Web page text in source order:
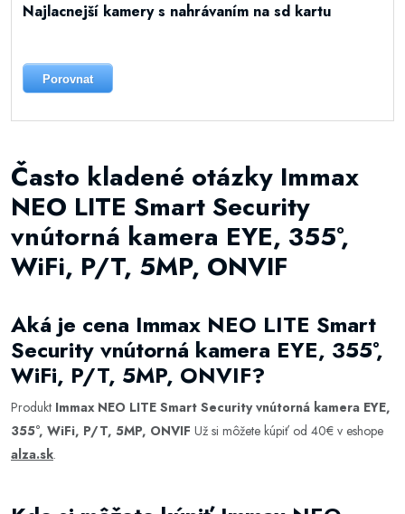
Najlacnejší kamery s nahrávaním na sd kartu
Porovnat
Často kladené otázky Immax
NEO LITE Smart Security
vnútorná kamera EYE, 355°,
WiFi, P/T, 5MP, ONVIF
Aká je cena Immax NEO LITE Smart
Security vnútorná kamera EYE, 355°,
WiFi, P/T, 5MP, ONVIF?
Produkt Immax NEO LITE Smart Security vnútorná kamera EYE,
355°, WiFi, P/T, 5MP, ONVIF Už si môžete kúpiť od 40€ v eshope
alza.sk.